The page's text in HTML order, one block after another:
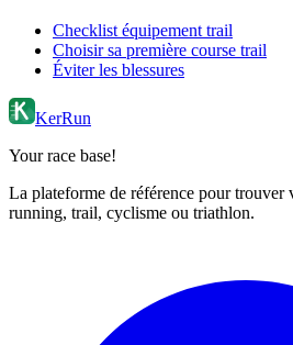
Checklist équipement trail
Choisir sa première course trail
Éviter les blessures
KerRun
Your race base!
La plateforme de référence pour trouver
running, trail, cyclisme ou triathlon.